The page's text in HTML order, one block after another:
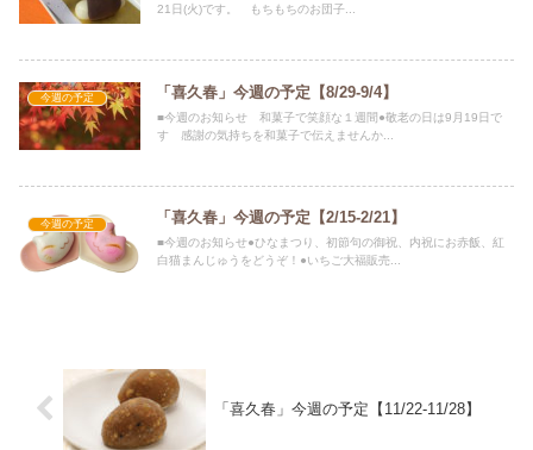
21日(火)です。 もちもちのお団子...
今週の予定 「喜久春」今週の予定【8/29-9/4】
■今週のお知らせ 和菓子で笑顔な１週間●敬老の日は9月19日で
す 感謝の気持ちを和菓子で伝えませんか...
今週の予定 「喜久春」今週の予定【2/15-2/21】
■今週のお知らせ●ひなまつり、初節句の御祝、内祝にお赤飯、紅
白猫まんじゅうをどうぞ！●いちご大福販売...
「喜久春」今週の予定【11/22-11/28】